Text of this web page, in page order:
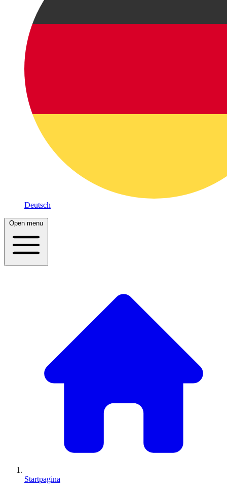
Deutsch
Open menu
Startpagina